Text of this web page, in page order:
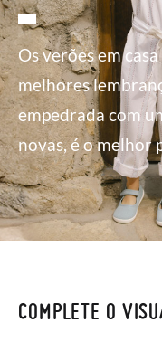
Os verões em
melhores
empedrada com
novas, é o melhor
COMPLETE O